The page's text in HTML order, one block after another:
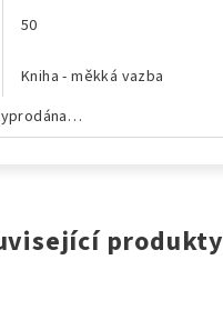
50
Kniha - měkká vazba
produkty